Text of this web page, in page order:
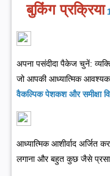
बुकिंग प्रक्रिया
अपना पसंदीदा पैकेज चुनें:
जो आपकी आध्यात्मिक
वैकल्पिक पेशकश और समीक्षा
आध्यात्मिक आशीर्वाद अर्जित
लगाना और बहुत कुछ जैसे